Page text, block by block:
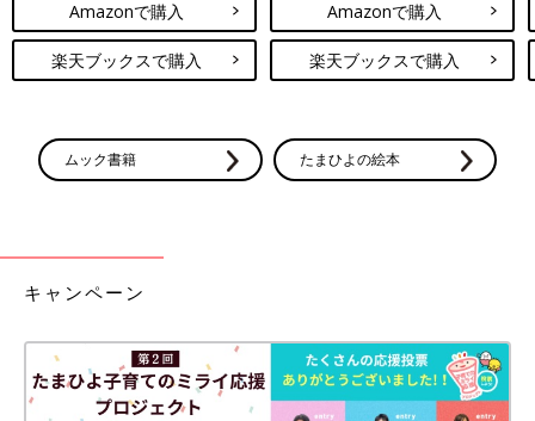
Amazonで購入
楽天ブックスで購入
Amazonで購入
楽天ブックスで購入
ムック書籍 たまひよの絵本
キャンペーン